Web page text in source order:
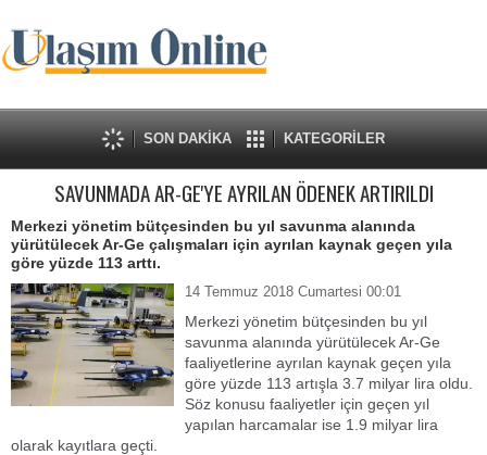
SON DAKİKA KATEGORİLER
SAVUNMADA AR-GE'YE AYRILAN ÖDENEK ARTIRILDI
Merkezi yönetim bütçesinden bu yıl savunma alanında
yürütülecek Ar-Ge çalışmaları için ayrılan kaynak geçen yıla
göre yüzde 113 arttı.
14 Temmuz 2018 Cumartesi 00:01
Merkezi yönetim bütçesinden bu yıl
savunma alanında yürütülecek Ar-Ge
faaliyetlerine ayrılan kaynak geçen yıla
göre yüzde 113 artışla 3.7 milyar lira oldu.
Söz konusu faaliyetler için geçen yıl
yapılan harcamalar ise 1.9 milyar lira
olarak kayıtlara geçti.